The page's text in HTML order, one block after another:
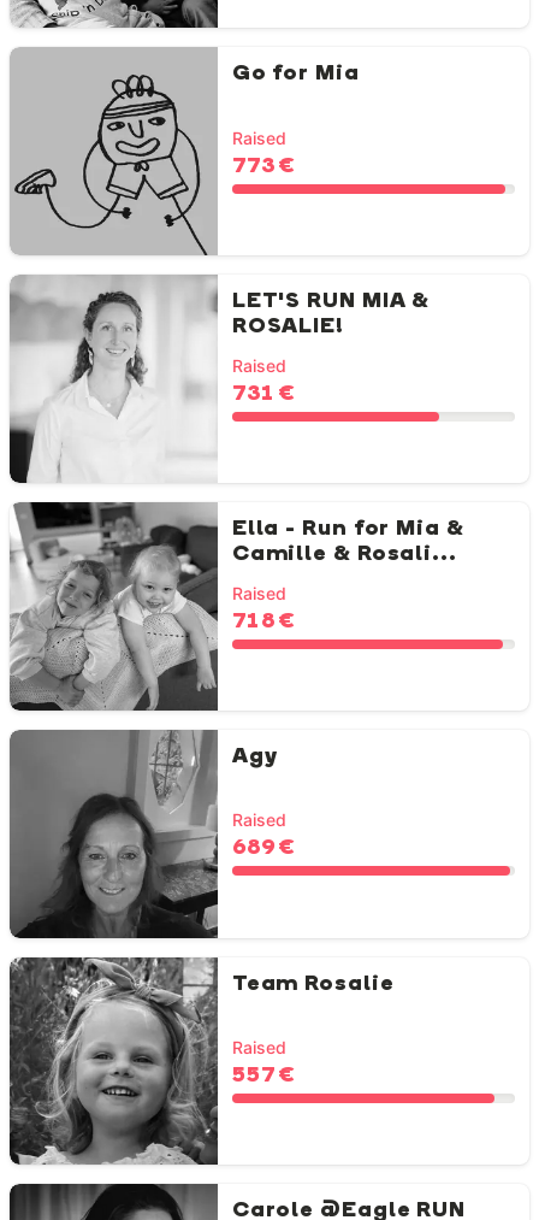
Go for Mia
Raised
773 €
LET'S RUN MIA &
ROSALIE!
Raised
731 €
Ella - Run for Mia &
Camille & Rosali...
Raised
718 €
Agy
Raised
689 €
Team Rosalie
Raised
557 €
Carole @Eagle RUN